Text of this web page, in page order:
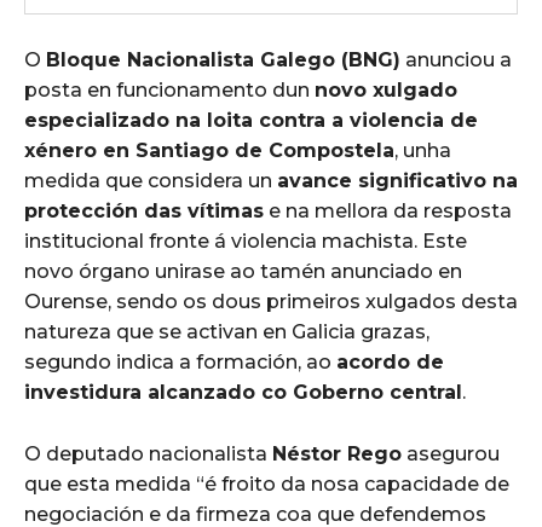
O Bloque Nacionalista Galego (BNG) anunciou a
posta en funcionamento dun novo xulgado
especializado na loita contra a violencia de
xénero en Santiago de Compostela, unha
medida que considera un avance significativo na
protección das vítimas e na mellora da resposta
institucional fronte á violencia machista. Este
novo órgano unirase ao tamén anunciado en
Ourense, sendo os dous primeiros xulgados desta
natureza que se activan en Galicia grazas,
segundo indica a formación, ao acordo de
investidura alcanzado co Goberno central.
O deputado nacionalista Néstor Rego asegurou
que esta medida “é froito da nosa capacidade de
negociación e da firmeza coa que defendemos